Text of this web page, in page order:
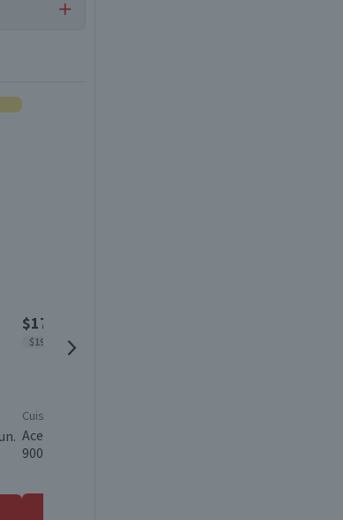
$1790
$1989 x lt
Cuisine & Co
Aceite Vegetal Libre de Colesterol
900 ml